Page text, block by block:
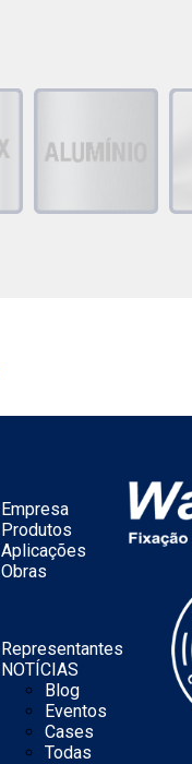
Empresa
Produtos
Aplicações
Obras
Representantes
NOTÍCIAS
Blog
Eventos
Cases
Todas